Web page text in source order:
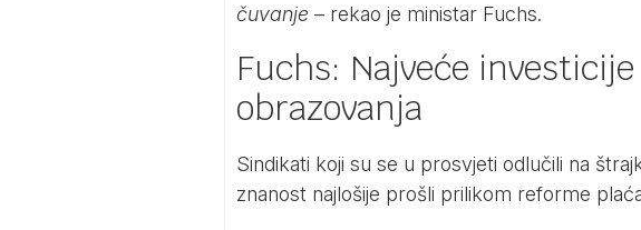
čuvanje – rekao je ministar Fuchs.
Fuchs: Najveće
obrazovanja
Sindikati koji su se u prosvjeti odlučili na
znanost najlošije prošli prilikom reforme